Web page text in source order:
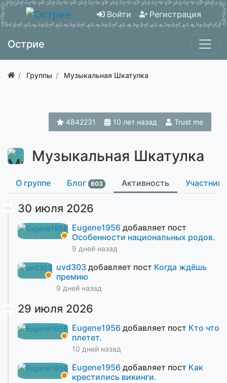
Войти Регистрация
Острие
Группы Музыкальная Шкатулка
4842231 10 лет назад Trust me
Музыкальная Шкатулка
О группе Блог 603 Активность Участники
30 июля 2026
Eugene1956 добавляет пост
Особенности национальных родов.
9 дней назад
uvd303 добавляет пост Когда ждёшь
премию
9 дней назад
29 июля 2026
Eugene1956 добавляет пост Кто что
плетет.
10 дней назад
Eugene1956 добавляет пост Как
крестились викинги.